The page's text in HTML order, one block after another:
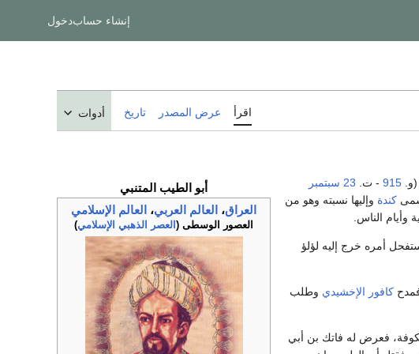
إنشاء حسابدخول
اقرأ عرض المصدر تاريخ أدوات
أبو الطيب المتنبي
العراق، العالم العربي، العالم الإسلامي
العصور الوسطى ( العصر الذهبي الإسلامي)
(و. 915 - ت. 23 سبتمبر
كندة وإليها نسبته وهو من
وأيام الناس.
أمره خرج إليه لؤلؤ
كافور الإخشيدي وطلب
فعرض له فاتك بن أبي